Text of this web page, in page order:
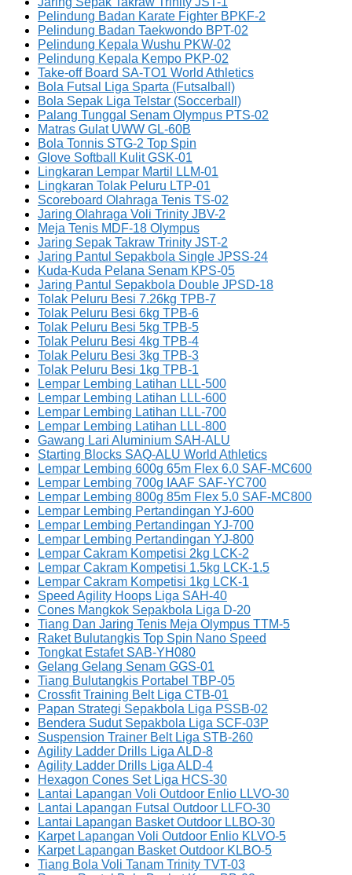
Pelindung Badan Karate Fighter BPKF-2
Pelindung Badan Taekwondo BPT-02
Pelindung Kepala Wushu PKW-02
Pelindung Kepala Kempo PKP-02
Take-off Board SA-TO1 World Athletics
Bola Futsal Liga Sparta (Futsalball)
Bola Sepak Liga Telstar (Soccerball)
Palang Tunggal Senam Olympus PTS-02
Matras Gulat UWW GL-60B
Bola Tonnis STG-2 Top Spin
Glove Softball Kulit GSK-01
Lingkaran Lempar Martil LLM-01
Lingkaran Tolak Peluru LTP-01
Scoreboard Olahraga Tenis TS-02
Jaring Olahraga Voli Trinity JBV-2
Meja Tenis MDF-18 Olympus
Jaring Sepak Takraw Trinity JST-2
Jaring Pantul Sepakbola Single JPSS-24
Kuda-Kuda Pelana Senam KPS-05
Jaring Pantul Sepakbola Double JPSD-18
Tolak Peluru Besi 7.26kg TPB-7
Tolak Peluru Besi 6kg TPB-6
Tolak Peluru Besi 5kg TPB-5
Tolak Peluru Besi 4kg TPB-4
Tolak Peluru Besi 3kg TPB-3
Tolak Peluru Besi 1kg TPB-1
Lempar Lembing Latihan LLL-500
Lempar Lembing Latihan LLL-600
Lempar Lembing Latihan LLL-700
Lempar Lembing Latihan LLL-800
Gawang Lari Aluminium SAH-ALU
Starting Blocks SAQ-ALU World Athletics
Lempar Lembing 600g 65m Flex 6.0 SAF-MC600
Lempar Lembing 700g IAAF SAF-YC700
Lempar Lembing 800g 85m Flex 5.0 SAF-MC800
Lempar Lembing Pertandingan YJ-600
Lempar Lembing Pertandingan YJ-700
Lempar Lembing Pertandingan YJ-800
Lempar Cakram Kompetisi 2kg LCK-2
Lempar Cakram Kompetisi 1.5kg LCK-1.5
Lempar Cakram Kompetisi 1kg LCK-1
Speed Agility Hoops Liga SAH-40
Cones Mangkok Sepakbola Liga D-20
Tiang Dan Jaring Tenis Meja Olympus TTM-5
Raket Bulutangkis Top Spin Nano Speed
Tongkat Estafet SAB-YH080
Gelang Gelang Senam GGS-01
Tiang Bulutangkis Portabel TBP-05
Crossfit Training Belt Liga CTB-01
Papan Strategi Sepakbola Liga PSSB-02
Bendera Sudut Sepakbola Liga SCF-03P
Suspension Trainer Belt Liga STB-260
Agility Ladder Drills Liga ALD-8
Agility Ladder Drills Liga ALD-4
Hexagon Cones Set Liga HCS-30
Lantai Lapangan Voli Outdoor Enlio LLVO-30
Lantai Lapangan Futsal Outdoor LLFO-30
Lantai Lapangan Basket Outdoor LLBO-30
Karpet Lapangan Voli Outdoor Enlio KLVO-5
Karpet Lapangan Basket Outdoor KLBO-5
Tiang Bola Voli Tanam Trinity TVT-03